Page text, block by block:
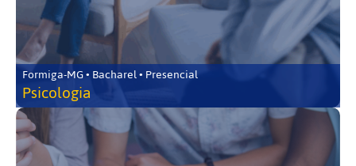
Formiga-MG • Bacharel • Presencial
Psicologia